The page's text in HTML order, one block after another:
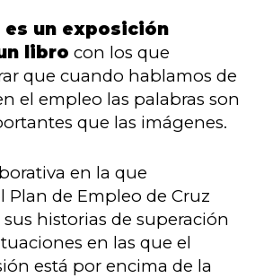
es un exposición
libro con los que
que cuando hablamos de
el empleo las palabras son
que las imágenes.
en la que
Plan de Empleo de Cruz
historias de superación
en las que el
está por encima de la